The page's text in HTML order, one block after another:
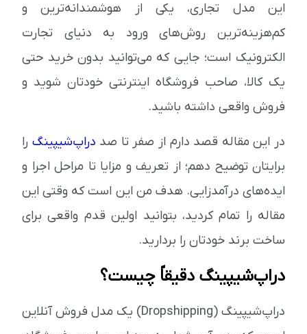
این مدل تجاری، یکی از هوشمندانه‌ترین و
کم‌هزینه‌ترین روش‌های ورود به دنیای تجارت
الکترونیک است؛ جایی که می‌توانید بدون خرید حتی
یک کالا، صاحب فروشگاه اینترنتی خودتان شوید و
فروش واقعی داشته باشید.
در این مقاله قصد دارم از صفر تا صد دراپ‌شیپینگ را
برایتان توضیح دهم؛ از تعریف و مزایا تا مراحل اجرا و
ایده‌های درآمدزایی. هدف من این است که وقتی این
مقاله را تمام کردید، بتوانید اولین قدم واقعی برای
ساخت برند خودتان را بردارید.
دراپ‌شیپینگ دقیقاً چیست؟
دراپ‌شیپینگ (Dropshipping) یک مدل فروش آنلاین